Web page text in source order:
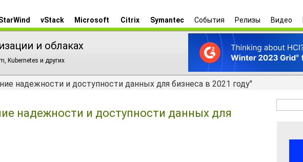
vStack Microsoft Citrix Symantec События Релизы Видео
и облаках
Kubernetes и других
надежности и доступности данных для бизнеса в 2021 году"
надежности и доступности данных для